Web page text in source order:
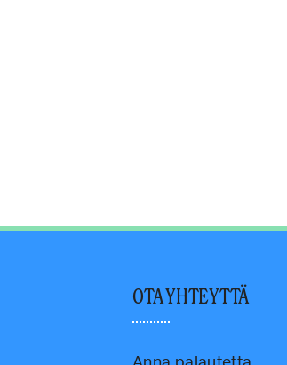
OTA YHTEYTTÄ